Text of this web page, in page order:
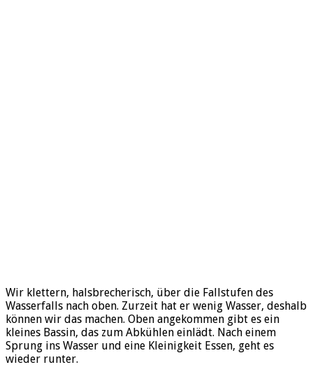
Wir klettern, halsbrecherisch, über die Fallstufen des
Wasserfalls nach oben. Zurzeit hat er wenig Wasser, deshalb
können wir das machen. Oben angekommen gibt es ein
kleines Bassin, das zum Abkühlen einlädt. Nach einem
Sprung ins Wasser und eine Kleinigkeit Essen, geht es
wieder runter.